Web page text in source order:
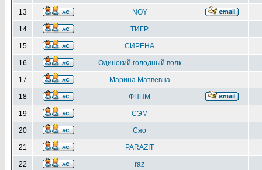
13 NOY
14 ТИГР
15 СИРЕНА
16 Одинокий голодный волк
17 Марина Матвевна
18 ФППМ
19 СЭМ
20 Сяо
21 PARAZIT
22 raz